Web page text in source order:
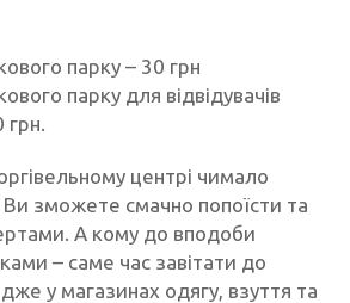
парку – 30 грн
парку для відвідувачів
грн.
центрі чимало
зможете смачно попоїсти та
А кому до вподоби
– саме час завітати до
у магазинах одягу, взуття та